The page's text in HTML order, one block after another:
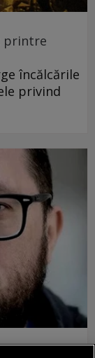
printre
încălcările
privind